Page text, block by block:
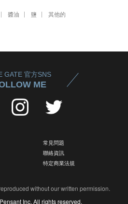
醬油 鹽 其他的
GATE 官方SNS
ME
常見問題
聯絡資訊
特定商業法規
without our written permission.
Inc. All rights reserved.